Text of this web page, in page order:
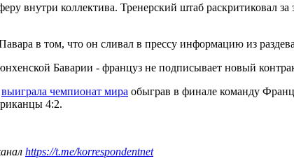
внутри коллектива. Тренерский штаб раскритиковал
в том, что он сливал в прессу информацию из
Баварии - француз не подписывает новый
выиграла чемпионат мира обыграв в финале команду
4:2.
https://t.me/korrespondentnet